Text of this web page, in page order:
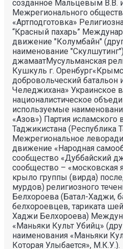
созданное Мальцевым В.В.
Межрегионального
«Артподготовка»
“Красный пахарь”
движение "Колумбайн"
наименование
джамаатМусульманская
Кушкуль г.
добровольческий
Челеджихана» Украинское
националистическое
используемые
«Азов») Партия исламского
Таджикистана (Республика
Межрегиональное
движение «Народная
сообщество «Дуббайский
сообщество – «московская
крыло группы (вирда)
мурдов) религиозного
Белхороева (Батал-Хаджи,
белхороевцев, тариката
Хаджи Белхороева)
«Маньяки Культ Убийц»
наименования «Маньяки
Которая Улыбается», М.К.У.).